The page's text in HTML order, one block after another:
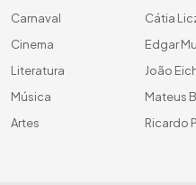
Carnaval
Cinema
Literatura
Música
Artes
Cátia
Edgar
João
Mateus
Ricardo